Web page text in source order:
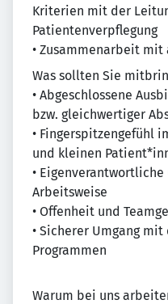
Kriterien mit der
Patientenverpflegung
• Zusammenarbeit
Was sollten Sie
• Abgeschlossene
bzw. gleichwertiger
• Fingerspitzengefühl
und kleinen
•
Arbeitsweise
• Offenheit und
• Sicherer Umgang
Programmen
Warum bei uns